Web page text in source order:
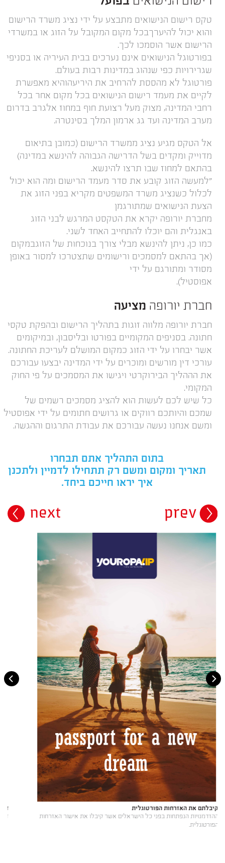
טקס רישום הנישואים מתבצע על ידי נציג משרד הרישום
והוא יכול להיערךבכל מקום המקובל על הזוג או במשרדי
הרישום אשר הוסמכו לכך.
בפורטוגל הנישואים אינם נערכים בבית העיריה או בסניפי
שגרירויות כפי שנהוג במדינות רבות בעולם.
פורטוגל לא מהססת להרחיב את היריעהוהיא מאפשרת
לקיים את מעמד רישום הנישואים בכל מקום אחר בכל
רחבי המדינה, מצוק מעל רצועת חוף במחוז אלגרב בדרום
מערב המדינה ועד גג ארמון המלך בסינטרה.
אל הטקס מגיע נציג ממשרד הרישום (כמובן בתיאום
מדוייק ומקדים בשל הדרישה הגבוהה להינשא במדינה)
בהתאם למחוז שבו תרצו להינשא.
"למעשה הזוג קובע את סדר מעמד הרישום ומה הוא יכול
לכלול כשנציג משרד המשפטים מקריא בפני הזוג את
הצעת הנישואים שמתורגמן
מחברת יורופה יקרא את הטקסט המרגש לבני הזוג
באנגלית והם יוכלו להתחייב האחד לשני.
כמו כן, ניתן להינשא מבלי צורך בנוכחות של הזוגבמקום
(אך בהתאם למסמכים ורישומים שתצטרכו למסור באופן
מסודר ומתורגם על ידי
אפוסטיל).
חברת יורופה מציעה
חברת יורופה מלווה זוגות בתהליך הרישום ובהפקת טקסי
חתונה. בסניפים המקומיים בפורטו ובליסבון, ובמיקומים
אשר יבחרו על ידי הזוג כמקום המושלם לעריכת החתונה.
עורכי דין מורשים ומוכרים על ידי המדינה יבצעו עבורכם
את הההליך הבירוקרטי ויגישו את המסמכים על פי החוק
המקומי.
כל שיש לכם לעשות הוא להציג מסמכים רשמים של
שמכם והיותכם רווקים או גרושים חתומים על ידי אפוסטיל
ומשם אנחנו נעשה עבורכם את עבודת התרגום וההגשה.
בתום התהליך אתם תבחרו
תאריך ומקום ומשם רק תתחילו לדמיין ולתכנן
איך יראו חייכם ביחד.
דרך חדשה לחיים מלאים
דרך חדשה היא הזדמנות נפלאה להגשמת חלומות שתמיד רציתם.